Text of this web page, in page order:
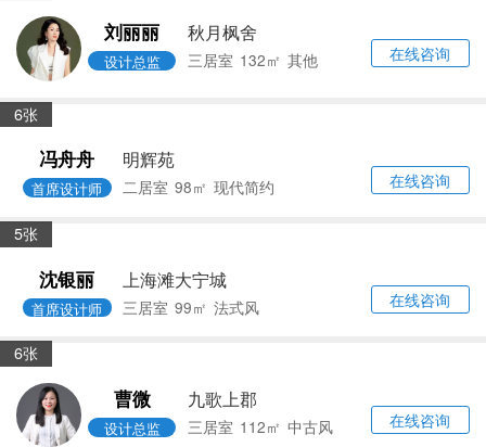
5张
刘丽丽
设计总监
秋月枫舍
三居室 132㎡ 其他 在线咨询